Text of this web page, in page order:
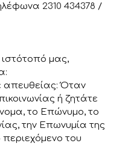
2310 434378 /
μας,
απευθείας: Όταν
ή ζητάτε
το Επώνυμο, το
την Επωνυμία της
του
54248